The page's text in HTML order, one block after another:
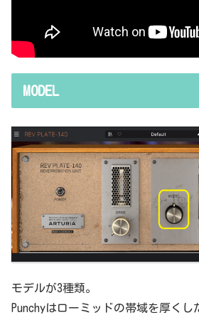
MODEL
モデルが3種類。
Punchyはローミッドの帯域を厚くし